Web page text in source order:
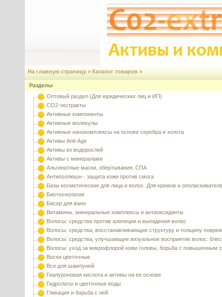
На главную страницу » Каталог товаров »
Разделы
Оптовый раздел (Для юридических лиц и ИП)
CO2-экстракты
Активные компоненты
Активные молекулы
Активные нанокомплексы на основе серебра и золота
Активы Anti-Age
Активы из водорослей
Активы с минералами
Альгинатные маски, обертывания, СПА
Антиполлюшн - защита кожи против смога
Базы косметические для лица и волос. Для кремов и
Биотехнологии
Бисер для ванн
Витамины, минеральные комплексы и антиоксиданты
Волосы: средства против алопеции и выпадения волос
Волосы: средства, восстанавливающие структуру и толщину
Волосы: средства, улучшающие визуальное восприятие волос:
Волосы: уход за микрофлорой кожи головы, борьба с повышенным
Воски цветочные
Все для шампуней
Гиалуроновая кислота и активы на ее основе
Гидролаты и цветочные воды
Гликация и борьба с ней